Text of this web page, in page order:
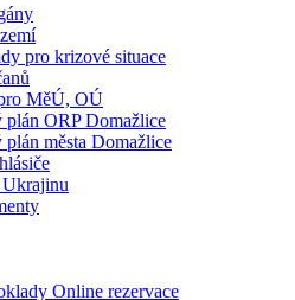
pro krizové situace
MěÚ, OÚ
plán ORP Domažlice
města Domažlice
Online rezervace